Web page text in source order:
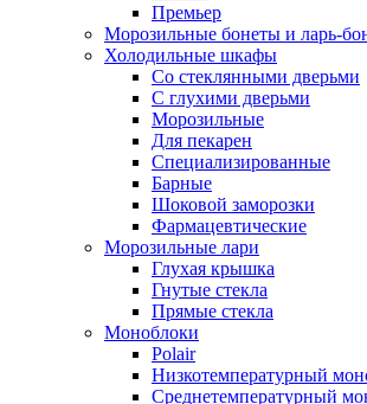
Премьер
Морозильные бонеты и ларь-
Холодильные шкафы
Со стеклянными дверьми
С глухими дверьми
Морозильные
Для пекарен
Специализированные
Барные
Шоковой заморозки
Фармацевтические
Морозильные лари
Глухая крышка
Гнутые стекла
Прямые стекла
Моноблоки
Polair
Низкотемпературный
Среднетемпературный